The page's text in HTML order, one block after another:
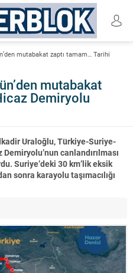
mutabakat zaptı tamam… Tarihi
mutabakat
Demiryolu
Uraloğlu, Türkiye-Suriye-
canlandırılması
Suriye’deki 30 km’lik eksik
sonra karayolu taşımacılığı